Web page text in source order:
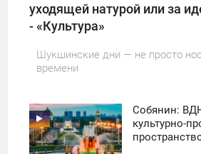
уходящей натурой или за
- «Культура»
Шукшинские дни — не просто
времени
Собянин:
культурно-